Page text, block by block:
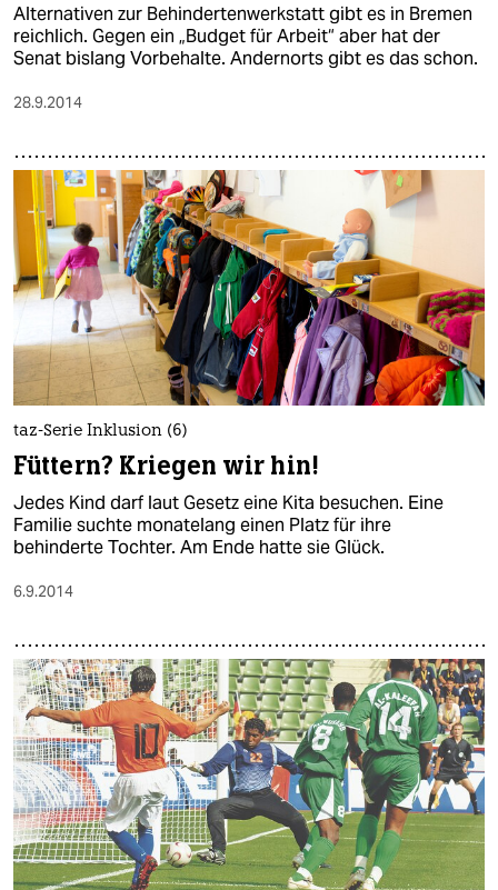
Alternativen zur Behindertenwerkstatt gibt es in Bremen
reichlich. Gegen ein „Budget für Arbeit“ aber hat der
Senat bislang Vorbehalte. Andernorts gibt es das schon.
28.9.2014
taz-Serie Inklusion (6)
Füttern? Kriegen wir hin!
Jedes Kind darf laut Gesetz eine Kita besuchen. Eine
Familie suchte monatelang einen Platz für ihre
behinderte Tochter. Am Ende hatte sie Glück.
6.9.2014